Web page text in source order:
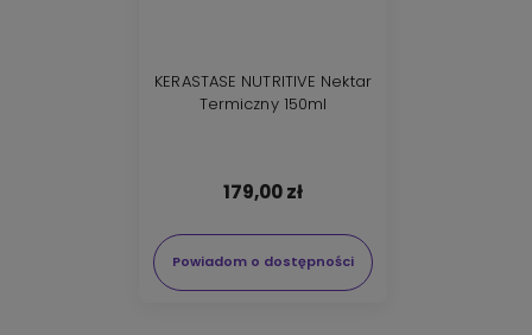
KERASTASE NUTRITIVE Nektar
Termiczny 150ml
179,00 zł
Powiadom o dostępności